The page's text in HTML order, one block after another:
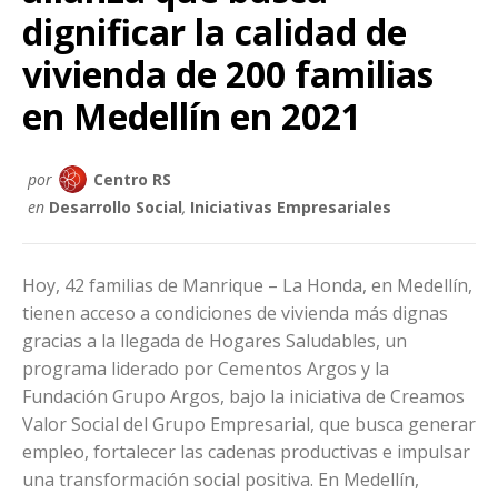
dignificar la calidad de
vivienda de 200 familias
en Medellín en 2021
por
Centro RS
en Desarrollo Social, Iniciativas Empresariales
Hoy, 42 familias de Manrique – La Honda, en Medellín,
tienen acceso a condiciones de vivienda más dignas
gracias a la llegada de Hogares Saludables, un
programa liderado por Cementos Argos y la
Fundación Grupo Argos, bajo la iniciativa de Creamos
Valor Social del Grupo Empresarial, que busca generar
empleo, fortalecer las cadenas productivas e impulsar
una transformación social positiva. En Medellín,